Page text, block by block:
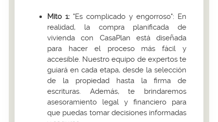
Mito 1:"Es complicado y engorroso": En
realidad, la compra planificada de
vivienda con CasaPlan está diseñada
para hacer el proceso más fácil y
accesible. Nuestro equipo de expertos te
guiará en cada etapa, desde la selección
de la propiedad hasta la firma de
escrituras. Además, te brindaremos
asesoramiento legal y financiero para
que puedas tomar decisiones informadas